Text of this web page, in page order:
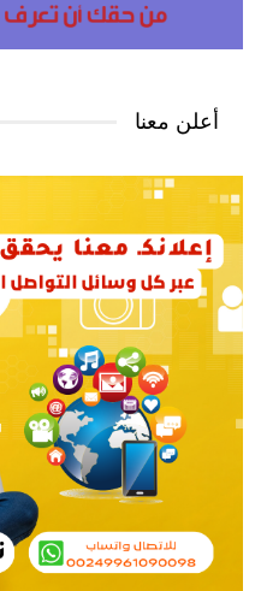
أعلن معنا